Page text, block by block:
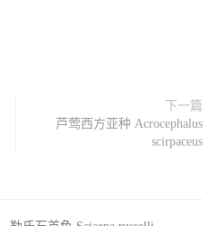
下一篇
芦莺西方亚种 Acrocephalus
scirpaceus